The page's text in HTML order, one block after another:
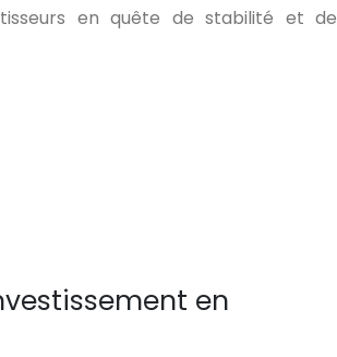
en quête de stabilité et de
en